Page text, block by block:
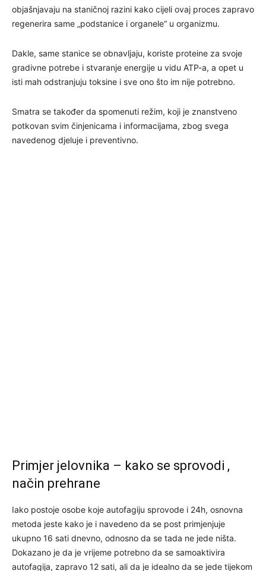
objašnjavaju na staničnoj razini kako cijeli ovaj proces zapravo
regenerira same „podstanice i organele“ u organizmu.
Dakle, same stanice se obnavljaju, koriste proteine za svoje
gradivne potrebe i stvaranje energije u vidu ATP-a, a opet u
isti mah odstranjuju toksine i sve ono što im nije potrebno.
Smatra se također da spomenuti režim, koji je znanstveno
potkovan svim činjenicama i informacijama, zbog svega
navedenog djeluje i preventivno.
Primjer jelovnika – kako se sprovodi ,
način prehrane
Iako postoje osobe koje autofagiju sprovode i 24h, osnovna
metoda jeste kako je i navedeno da se post primjenjuje
ukupno 16 sati dnevno, odnosno da se tada ne jede ništa.
Dokazano je da je vrijeme potrebno da se samoaktivira
autofagija, zapravo 12 sati, ali da je idealno da se jede tijekom